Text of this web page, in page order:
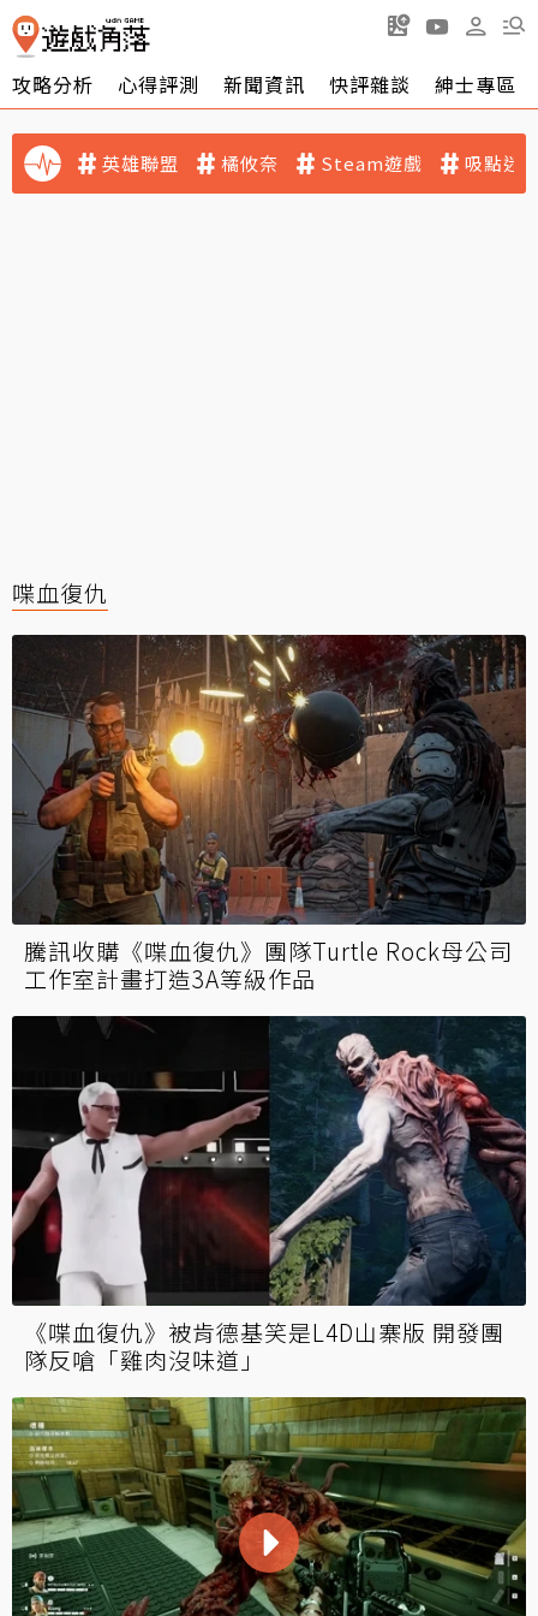
攻略分析 心得評測 新聞資訊 快評雜談 紳士專區
英雄聯盟 橘攸奈 Steam遊戲 吸點迷
喋血復仇
騰訊收購《喋血復仇》團隊Turtle Rock母公司
工作室計畫打造3A等級作品
《喋血復仇》被肯德基笑是L4D山寨版 開發團
隊反嗆「雞肉沒味道」